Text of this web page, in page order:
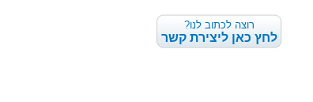
רוצה לכתוב לנו?
לחץ כאן ליצירת קשר